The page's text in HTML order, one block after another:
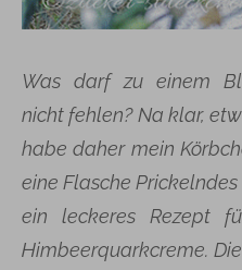
Was darf zu einem
nicht fehlen? Na klar,
habe daher mein
eine Flasche
ein leckeres Rezept
Himbeerquarkcreme.